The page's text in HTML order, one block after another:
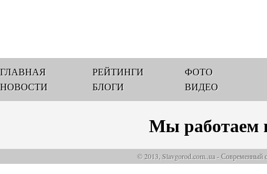
ГЛАВНАЯ
НОВОСТИ
РЕЙТИНГИ
БЛОГИ
ФОТО
ВИДЕО
Мы работаем
© 2013, Slavgorod.com..ua - Современный